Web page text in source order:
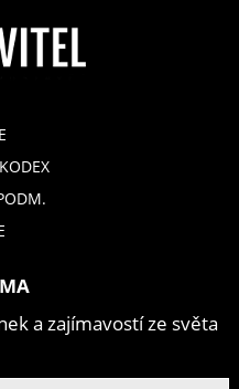
a zajímavostí ze světa